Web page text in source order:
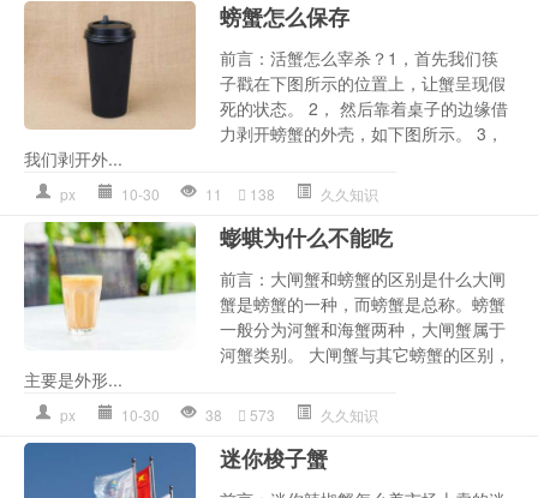
螃蟹怎么保存
前言：活蟹怎么宰杀？1，首先我们筷
子戳在下图所示的位置上，让蟹呈现假
死的状态。 2， 然后靠着桌子的边缘借
力剥开螃蟹的外壳，如下图所示。 3，
我们剥开外...
px 10-30 11 138 久久知识
蟛蜞为什么不能吃
前言：大闸蟹和螃蟹的区别是什么大闸
蟹是螃蟹的一种，而螃蟹是总称。螃蟹
一般分为河蟹和海蟹两种，大闸蟹属于
河蟹类别。 大闸蟹与其它螃蟹的区别，
主要是外形...
px 10-30 38 573 久久知识
迷你梭子蟹